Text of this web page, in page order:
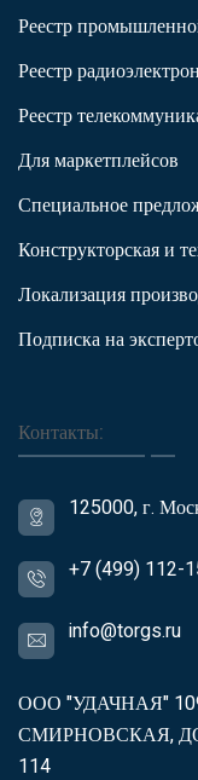
Реестр
Реестр
Реестр
Для маркетплейсов
Специальное
Конструкторская и
Локализация
Подписка на
Контакты:
125000, г.
+7 (499) 112-
info@torgs.ru
ООО "УДАЧНАЯ"
СМИРНОВСКАЯ,
114